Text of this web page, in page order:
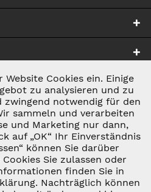
UMSATZSTEUER ZZGL.
WENN NICHT
BESCHRIEBEN
Aktiv
Inaktiv
Inaktiv
Inaktiv
Cookies ein. Einige
zu analysieren und zu
zwingend notwendig für den
sammeln und verarbeiten
und Marketing nur dann,
auf „OK“ Ihr Einverständnis
können Sie darüber
Sie zulassen oder
finden Sie in
Nachträglich können